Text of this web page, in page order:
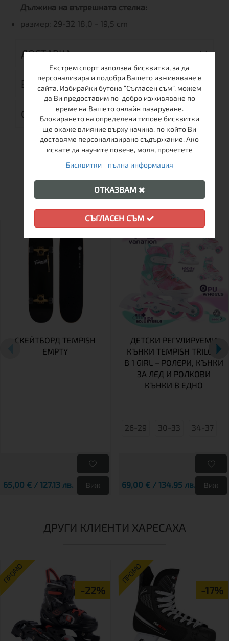
Дължина на вътрешната стелка:
размер: 29-32 18,0 - 19,5 cm
ДОСТАВКА
ВРЪЩАНЕ
ОТЗИВИ (0)
ОЩЕ ОТ ТАЗИ МАРКА
СКЕЙТБОРД TEMPISH
EMPTY
65,00 € / 127.13 лв. Виж
ДЕТСКИ РЕГУЛИРУЕМИ
КЪНКИ TEMPISH TRILO 4
В 1 GIRL – РОЛЕРИ, КЪНКИ
ЗА ЛЕД И РОЛКОВИ
КЪНКИ В ЕДНО
26-29 30-33 34-37
69,00 € / 134.95 лв. Виж
ДРУГИ КЛИЕНТИ ХАРЕСАХА
ПРОМО
-22%
ПРОМО
-17%
Екстрем спорт използва бисквитки, за да
персонализира и подобри Вашето изживяване в
сайта. Избирайки бутона “Съгласен съм”, можем
да Ви предоставим по-добро изживяване по
време на Вашето онлайн пазаруване.
Блокирането на определени типове бисквитки
ще окаже влияние върху начина, по който Ви
доставяме персонализирано съдържание. Ако
искате да научите повече, моля, прочетете
Бисквитки - пълна информация
ОТКАЗВАМ
СЪГЛАСЕН СЪМ